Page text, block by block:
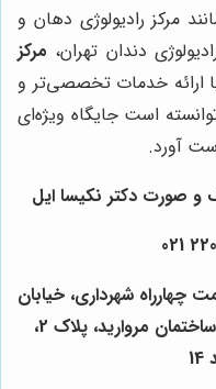
مرکز رادیولوژی دهان و
دندان تهران، مرکز
ارائه خدمات تخصصی‌تر و
است جایگاه ویژه‌ای
آورد.
و صورت دکتر نکیسا ایل
شهرداری، خیابان
سرو غربی، ابتدای خیابان مروارید، ساختمان مروارید، پلاک 2،